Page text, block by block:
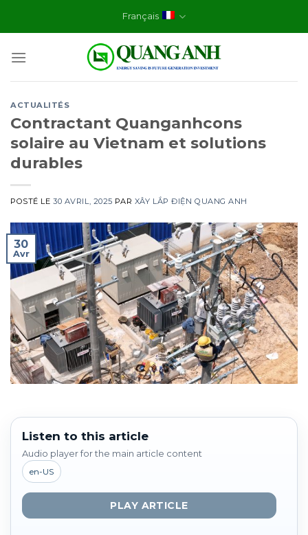
Français
ACTUALITÉS
Contractant Quanganhcons
solaire au Vietnam et solutions
durables
POSTÉ LE30 AVRIL, 2025 PAR XÂY LẮP ĐIỆN QUANG ANH
30
Avr
Listen to this article
Audio player for the main article content
en-US
PLAY ARTICLE